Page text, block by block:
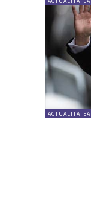
ACTUALITATEA